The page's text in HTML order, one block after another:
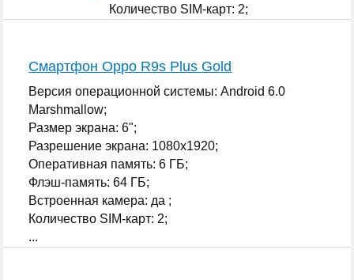
Количество SIM-карт: 2;
Смартфон Oppo R9s Plus Gold
Версия операционной системы: Android 6.0
Marshmallow;
Размер экрана: 6";
Разрешение экрана: 1080x1920;
Оперативная память: 6 ГБ;
Флэш-память: 64 ГБ;
Встроенная камера: да ;
Количество SIM-карт: 2;
...